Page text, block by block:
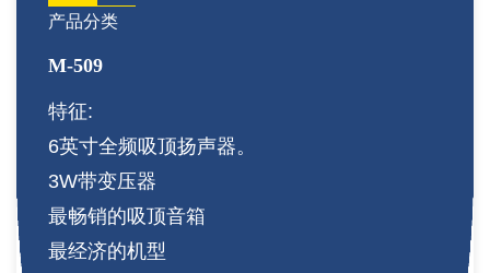
产品分类
M-509
特征:
6英寸全频吸顶扬声器。
3W带变压器
最畅销的吸顶音箱
最经济的机型